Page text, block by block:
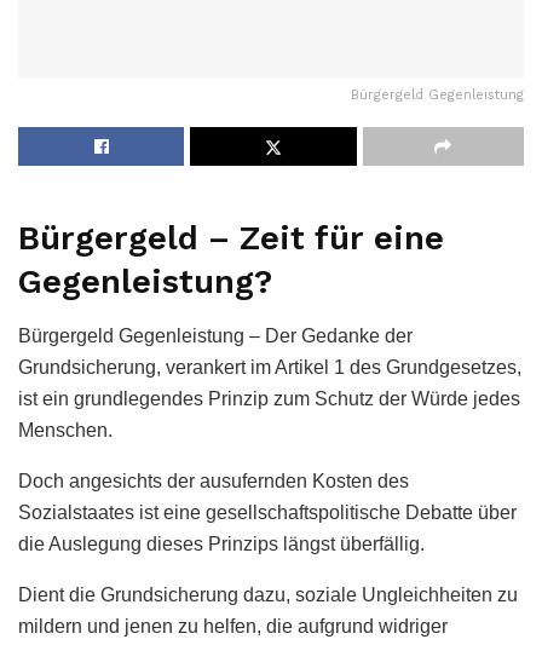
Bürgergeld Gegenleistung
Bürgergeld – Zeit für eine
Gegenleistung?
Bürgergeld Gegenleistung – Der Gedanke der
Grundsicherung, verankert im Artikel 1 des Grundgesetzes,
ist ein grundlegendes Prinzip zum Schutz der Würde jedes
Menschen.
Doch angesichts der ausufernden Kosten des
Sozialstaates ist eine gesellschaftspolitische Debatte über
die Auslegung dieses Prinzips längst überfällig.
Dient die Grundsicherung dazu, soziale Ungleichheiten zu
mildern und jenen zu helfen, die aufgrund widriger